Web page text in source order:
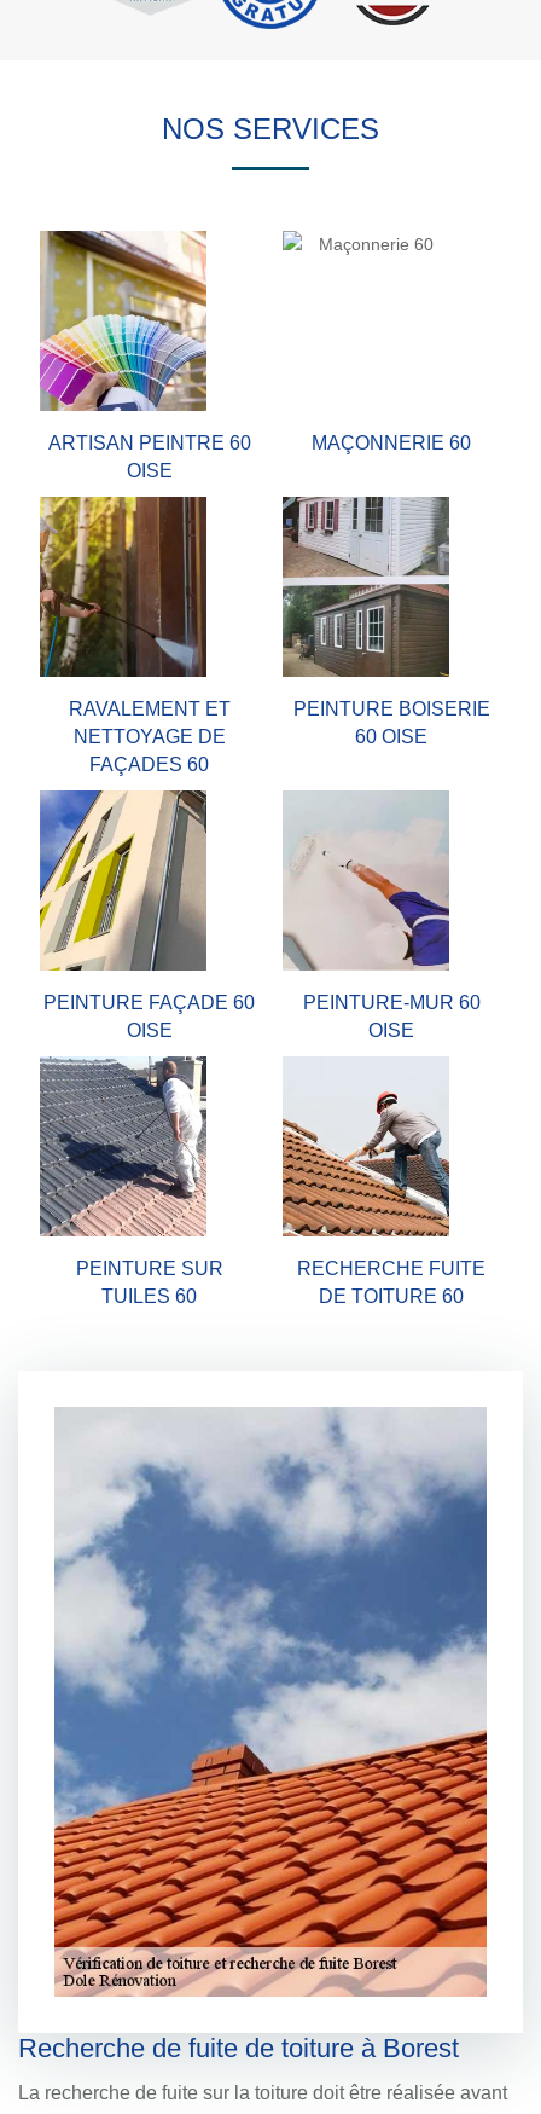
NOS SERVICES
ARTISAN PEINTRE 60
OISE
MAÇONNERIE 60
RAVALEMENT ET
NETTOYAGE DE
FAÇADES 60
PEINTURE BOISERIE
60 OISE
PEINTURE FAÇADE 60
OISE
PEINTURE-MUR 60
OISE
PEINTURE SUR
TUILES 60
RECHERCHE FUITE
DE TOITURE 60
Recherche de fuite de toiture à Borest
La recherche de fuite sur la toiture doit être réalisée avant